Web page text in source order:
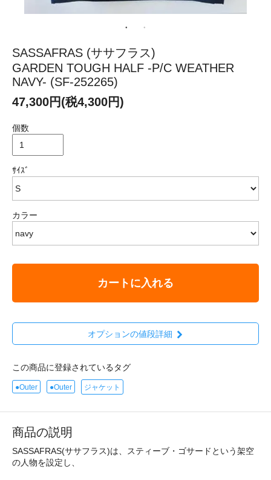
SASSAFRAS (ササフラス)
GARDEN TOUGH HALF -P/C WEATHER
NAVY- (SF-252265)
47,300円(税4,300円)
個数
ｻｲｽﾞ
カラー
カートに入れる
オプションの値段詳細
この商品に登録されているタグ
●Outer ●Outer ジャケット
商品の説明
SASSAFRAS(ササフラス)は、スティーブ・ゴサードという架空
の人物を設定し、